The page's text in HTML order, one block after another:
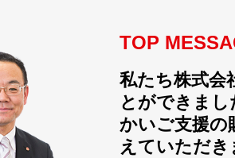
TOP
私たち株式会
とができま
かいご支援の
えていただ